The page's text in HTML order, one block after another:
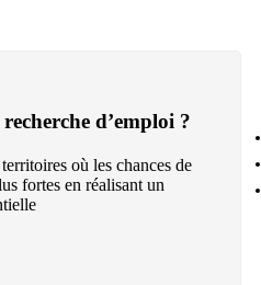
d’emploi ?
où les chances de
fortes en réalisant un